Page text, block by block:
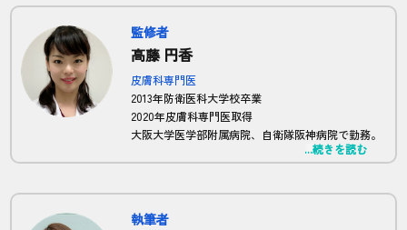
監修者
高藤 円香
皮膚科専門医
2013年防衛医科大学校卒業
2020年皮膚科専門医取得
大阪大学医学部附属病院、自衛隊阪神病院で勤務。
現在は正しい脱毛の知識を広めるため、HadaMote
...続きを読む
執筆者